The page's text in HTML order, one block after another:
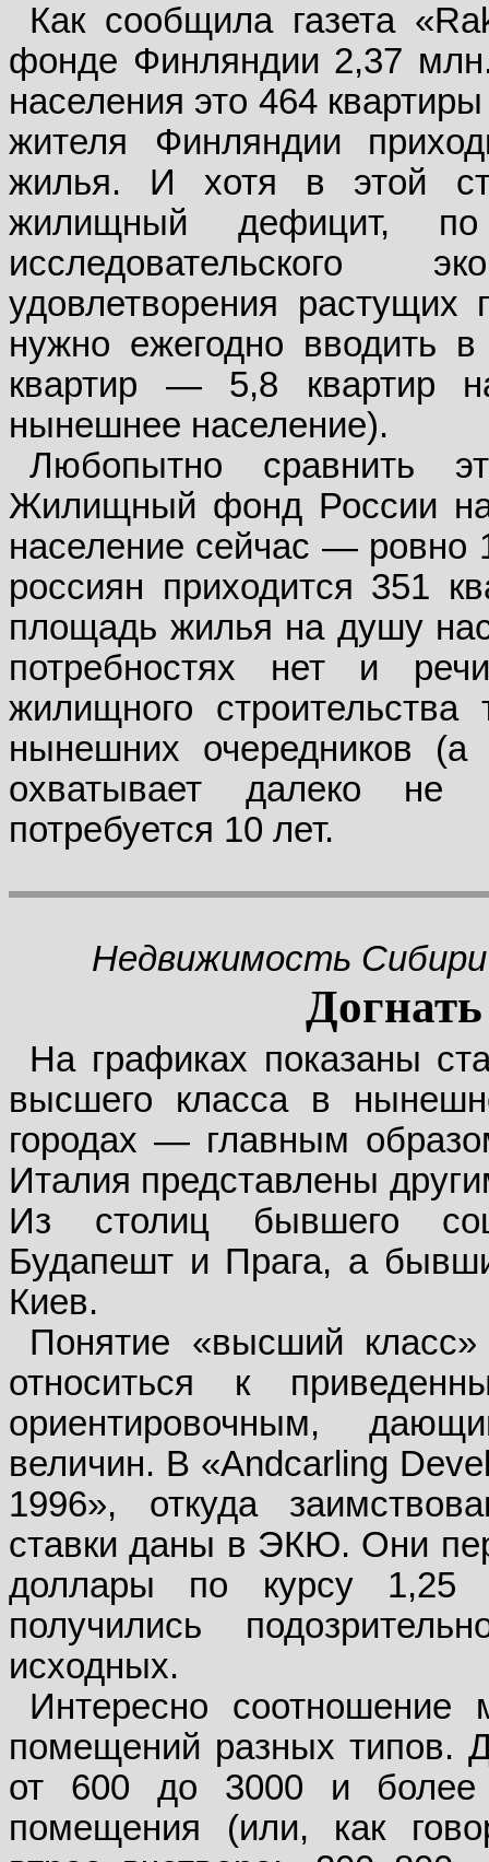
Как сообщила газета
фонде Финляндии 2,37
населения это 464
жителя Финляндии
жилья. И хотя в этой
жилищный дефицит, по
исследовательского
удовлетворения
нужно ежегодно вводить
квартир — 5,8 квартир
нынешнее население).
Любопытно сравнить
Жилищный фонд России
население сейчас — ровно
россиян приходится 351
площадь жилья на душу
потребностях нет и
жилищного
нынешних очередников
охватывает далеко
потребуется 10 лет.
Недвижимость Сибири
На графиках показаны
высшего класса в
городах — главным
Италия представлены
Из столиц бывшего
Будапешт и Прага, а
Киев.
Понятие «высший
относиться к
ориентировочным,
величин. В «Andcarling
1996», откуда
ставки даны в ЭКЮ. Они
доллары по курсу
получились
исходных.
Интересно
помещений разных типов.
от 600 до 3000 и более
помещения (или, как